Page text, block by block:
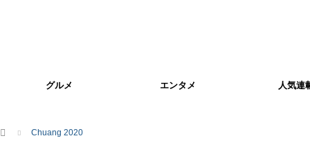
グルメ エンタメ 人気連
ホーム Chuang 2020